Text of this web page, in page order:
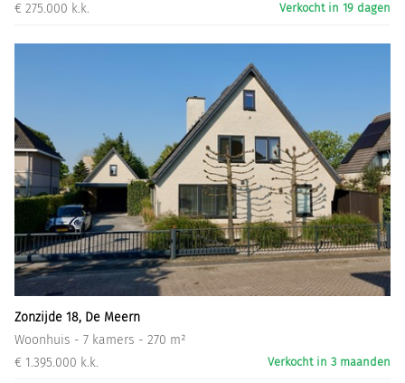
€ 275.000 k.k.
Verkocht in 19 dagen
Zonzijde 18, De Meern
Woonhuis - 7 kamers - 270 m²
€ 1.395.000 k.k.
Verkocht in 3 maanden